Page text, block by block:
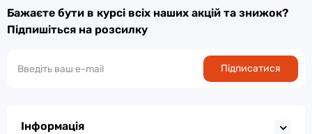
Бажаєте бути в курсі всіх наших акцій та знижок?
Підпишіться на розсилку
Підписатися
Інформація